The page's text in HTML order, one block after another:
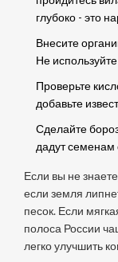
глубоко - это
Внесите
Не
Проверьте
добавьте
Сделайте
дадут семенам
Если вы не
если земля
песок. Если
полоса России
легко улучшить